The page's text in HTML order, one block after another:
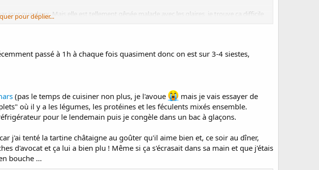
que deux. Mais elle est tellement gênée malade avec les glaires, je trouve ça difficile
pour déplier...
passé à 1h à chaque fois quasiment donc on est sur 3-4 siestes,
(pas le temps de cuisiner non plus, je l'avoue
mais je vais essayer de
où il y a les légumes, les protéines et les féculents mixés ensemble.
pour le lendemain puis je congèle dans un bac à glaçons.
j'ai tenté la tartine châtaigne au goûter qu'il aime bien et, ce soir au dîner,
d'avocat et ça lui a bien plu ! Même si ça s'écrasait dans sa main et que j'étais
bouche ...